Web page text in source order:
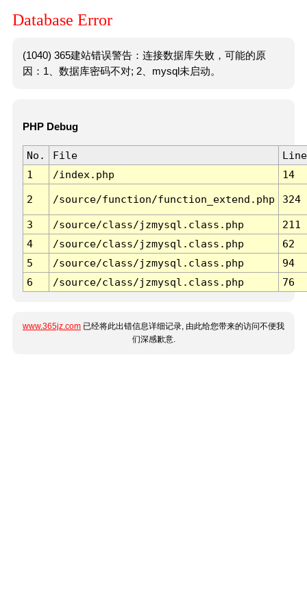
Database Error
(1040) 365建站错误警告：连接数据库失败，可能的原
因：1、数据库密码不对; 2、mysql未启动。
PHP Debug
No. File
Line
1
/index.php 14
2 /source/function/function_extend.php 324
3 /source/class/jzmysql.class.php
211
4
/source/class/jzmysql.class.php
62
5
/source/class/jzmysql.class.php
94
6
/source/class/jzmysql.class.php 76
www.365jz.com 已经将此出错信息详细记录, 由此给您带来的访问不便我
们深感歉意.